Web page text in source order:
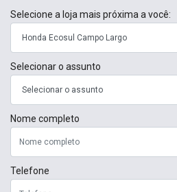
Selecione a loja mais próxima a você:
Selecionar o assunto
Nome completo
Telefone